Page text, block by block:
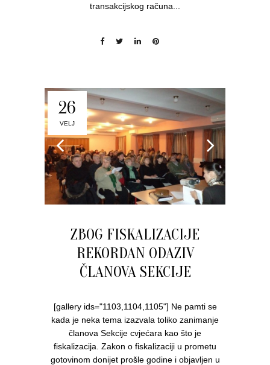
transakcijskog računa...
26
VELJ
ZBOG FISKALIZACIJE
REKORDAN ODAZIV
ČLANOVA SEKCIJE
[gallery ids="1103,1104,1105"] Ne pamti se
kada je neka tema izazvala toliko zanimanje
članova Sekcije cvjećara kao što je
fiskalizacija. Zakon o fiskalizaciji u prometu
gotovinom donijet prošle godine i objavljen u